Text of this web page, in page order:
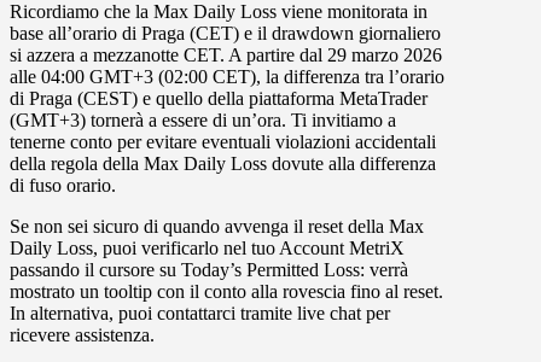
Ricordiamo che la Max Daily Loss viene monitorata in
base all’orario di Praga (CET) e il drawdown giornaliero
si azzera a mezzanotte CET. A partire dal 29 marzo 2026
alle 04:00 GMT+3 (02:00 CET), la differenza tra l’orario
di Praga (CEST) e quello della piattaforma MetaTrader
(GMT+3) tornerà a essere di un’ora. Ti invitiamo a
tenerne conto per evitare eventuali violazioni accidentali
della regola della Max Daily Loss dovute alla differenza
di fuso orario.
Se non sei sicuro di quando avvenga il reset della Max
Daily Loss, puoi verificarlo nel tuo Account MetriX
passando il cursore su Today’s Permitted Loss: verrà
mostrato un tooltip con il conto alla rovescia fino al reset.
In alternativa, puoi contattarci tramite live chat per
ricevere assistenza.